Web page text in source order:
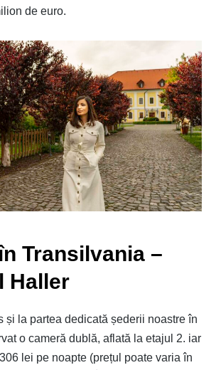
de euro.
Transilvania –
Haller
și la partea dedicată șederii noastre în
o cameră dublă, aflată la etajul 2. iar
lei pe noapte (prețul poate varia în